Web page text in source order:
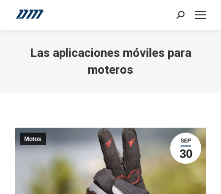
Search:
Las aplicaciones móviles para
moteros
SEP
30
Motos